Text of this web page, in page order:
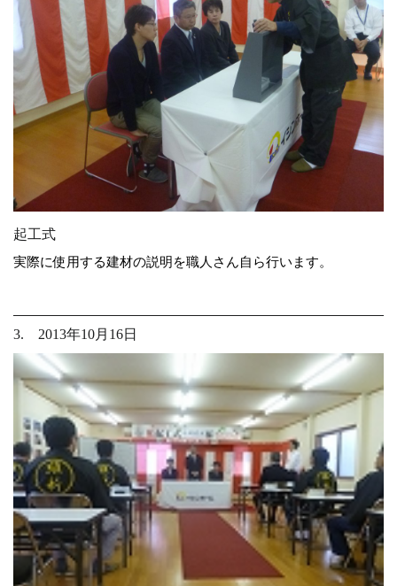
起工式
実際に使用する建材の説明を職人さん自ら行います。
3. 2013年10月16日